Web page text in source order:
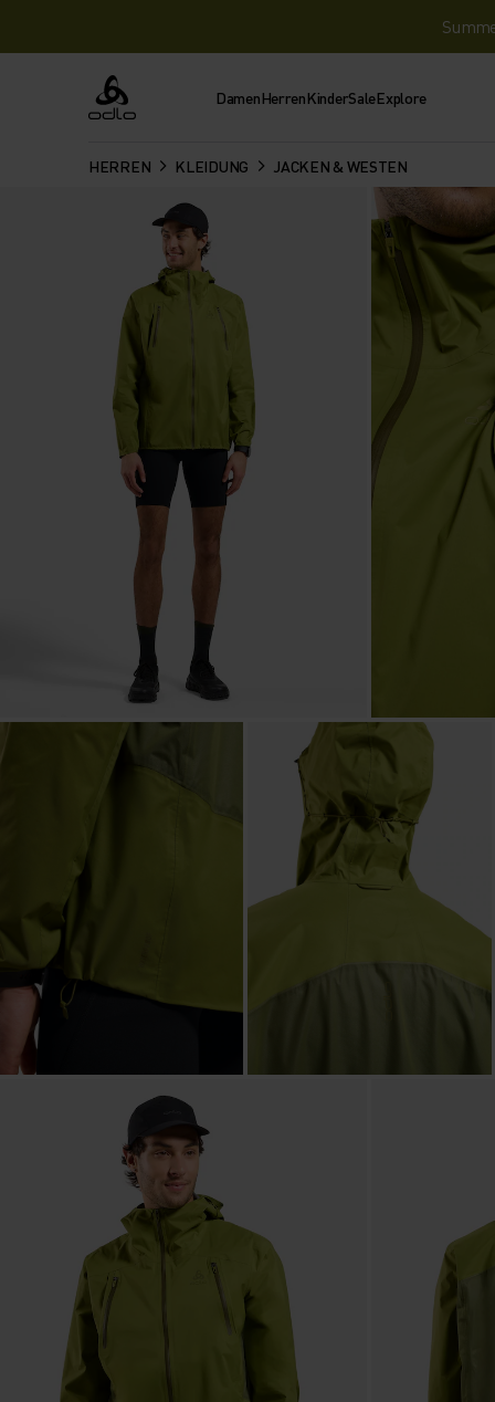
Odlo DamenHerrenKinderSaleExplore
HERREN KLEIDUNG JACKEN & WESTEN